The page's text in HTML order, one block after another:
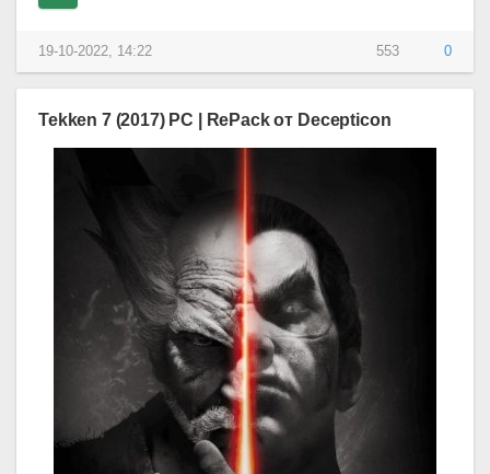
553 0
19-10-2022, 14:22
Tekken 7 (2017) PC | RePack от Decepticon